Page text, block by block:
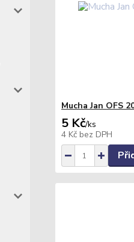
Mucha Jan OFS
5 Kč/ks
4 Kč bez DPH